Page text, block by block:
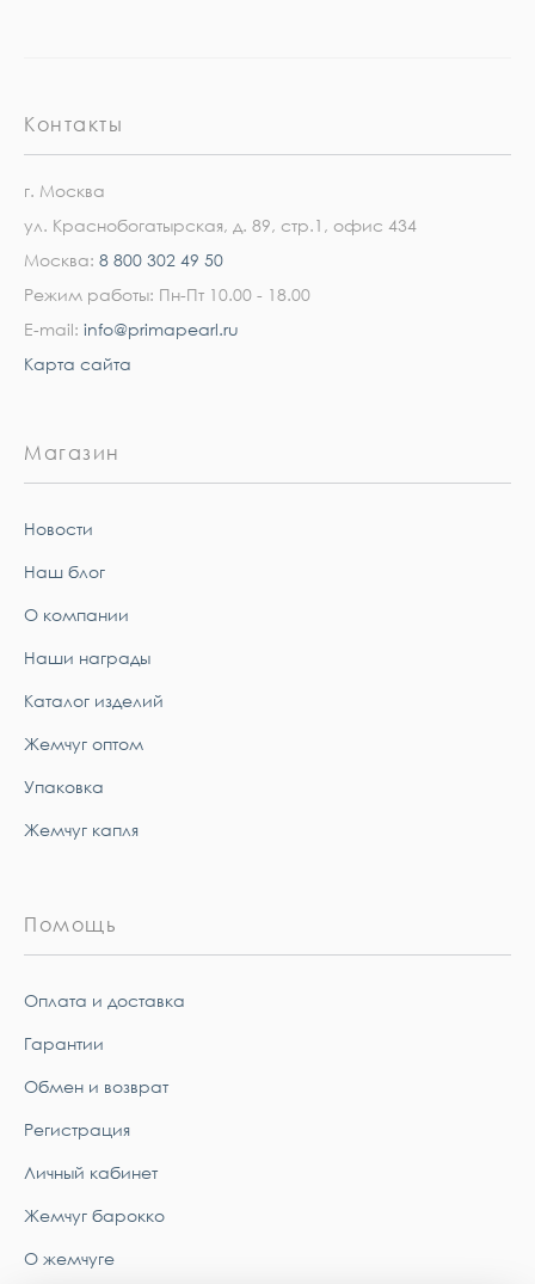
Контакты
г. Москва
ул. Краснобогатырская, д. 89, стр.1, офис 434
Москва: 8 800 302 49 50
Режим работы: Пн-Пт 10.00 - 18.00
E-mail: info@primapearl.ru
Карта сайта
Магазин
Новости
Наш блог
О компании
Наши награды
Каталог изделий
Жемчуг оптом
Упаковка
Жемчуг капля
Помощь
Оплата и доставка
Гарантии
Обмен и возврат
Регистрация
Личный кабинет
Жемчуг барокко
О жемчуге